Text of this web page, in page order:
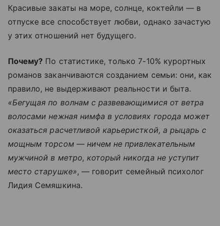
Красивые закаты на море, солнце, коктейли — в
отпуске все способствует любви, однако зачастую
у этих отношений нет будущего.
Почему? По статистике, только 7-10% курортных
романов заканчиваются созданием семьи: они, как
правило, не выдерживают реальности и быта.
«Бегущая по волнам с развевающимися от ветра
волосами нежная нимфа в условиях города может
оказаться расчетливой карьеристкой, а рыцарь с
мощным торсом — ничем не привлекательным
мужчиной в метро, который никогда не уступит
место старушке», — говорит семейный психолог
Лидия Семяшкина.